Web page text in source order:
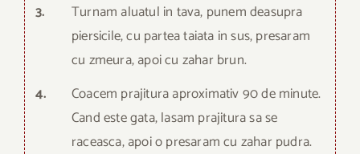
3.
Turnam aluatul in tava, punem deasupra
piersicile, cu partea taiata in sus, presaram
cu zmeura, apoi cu zahar brun.
4.
Coacem prajitura aproximativ 90 de minute.
Cand este gata, lasam prajitura sa se
raceasca, apoi o presaram cu zahar pudra.